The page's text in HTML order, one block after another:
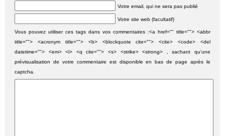
Votre email, qui ne sera pas publié
Votre site web (facultatif)
Vous pouvez utiliser ces tags dans vos commentaires :<a href="" title=""> <abbr
title=""> <acronym title=""> <b> <blockquote cite=""> <cite> <code> <del
datetime=""> <em> <i> <q cite=""> <s> <strike> <strong> , sachant qu'une
prévisualisation de votre commentaire est disponible en bas de page après le
captcha.